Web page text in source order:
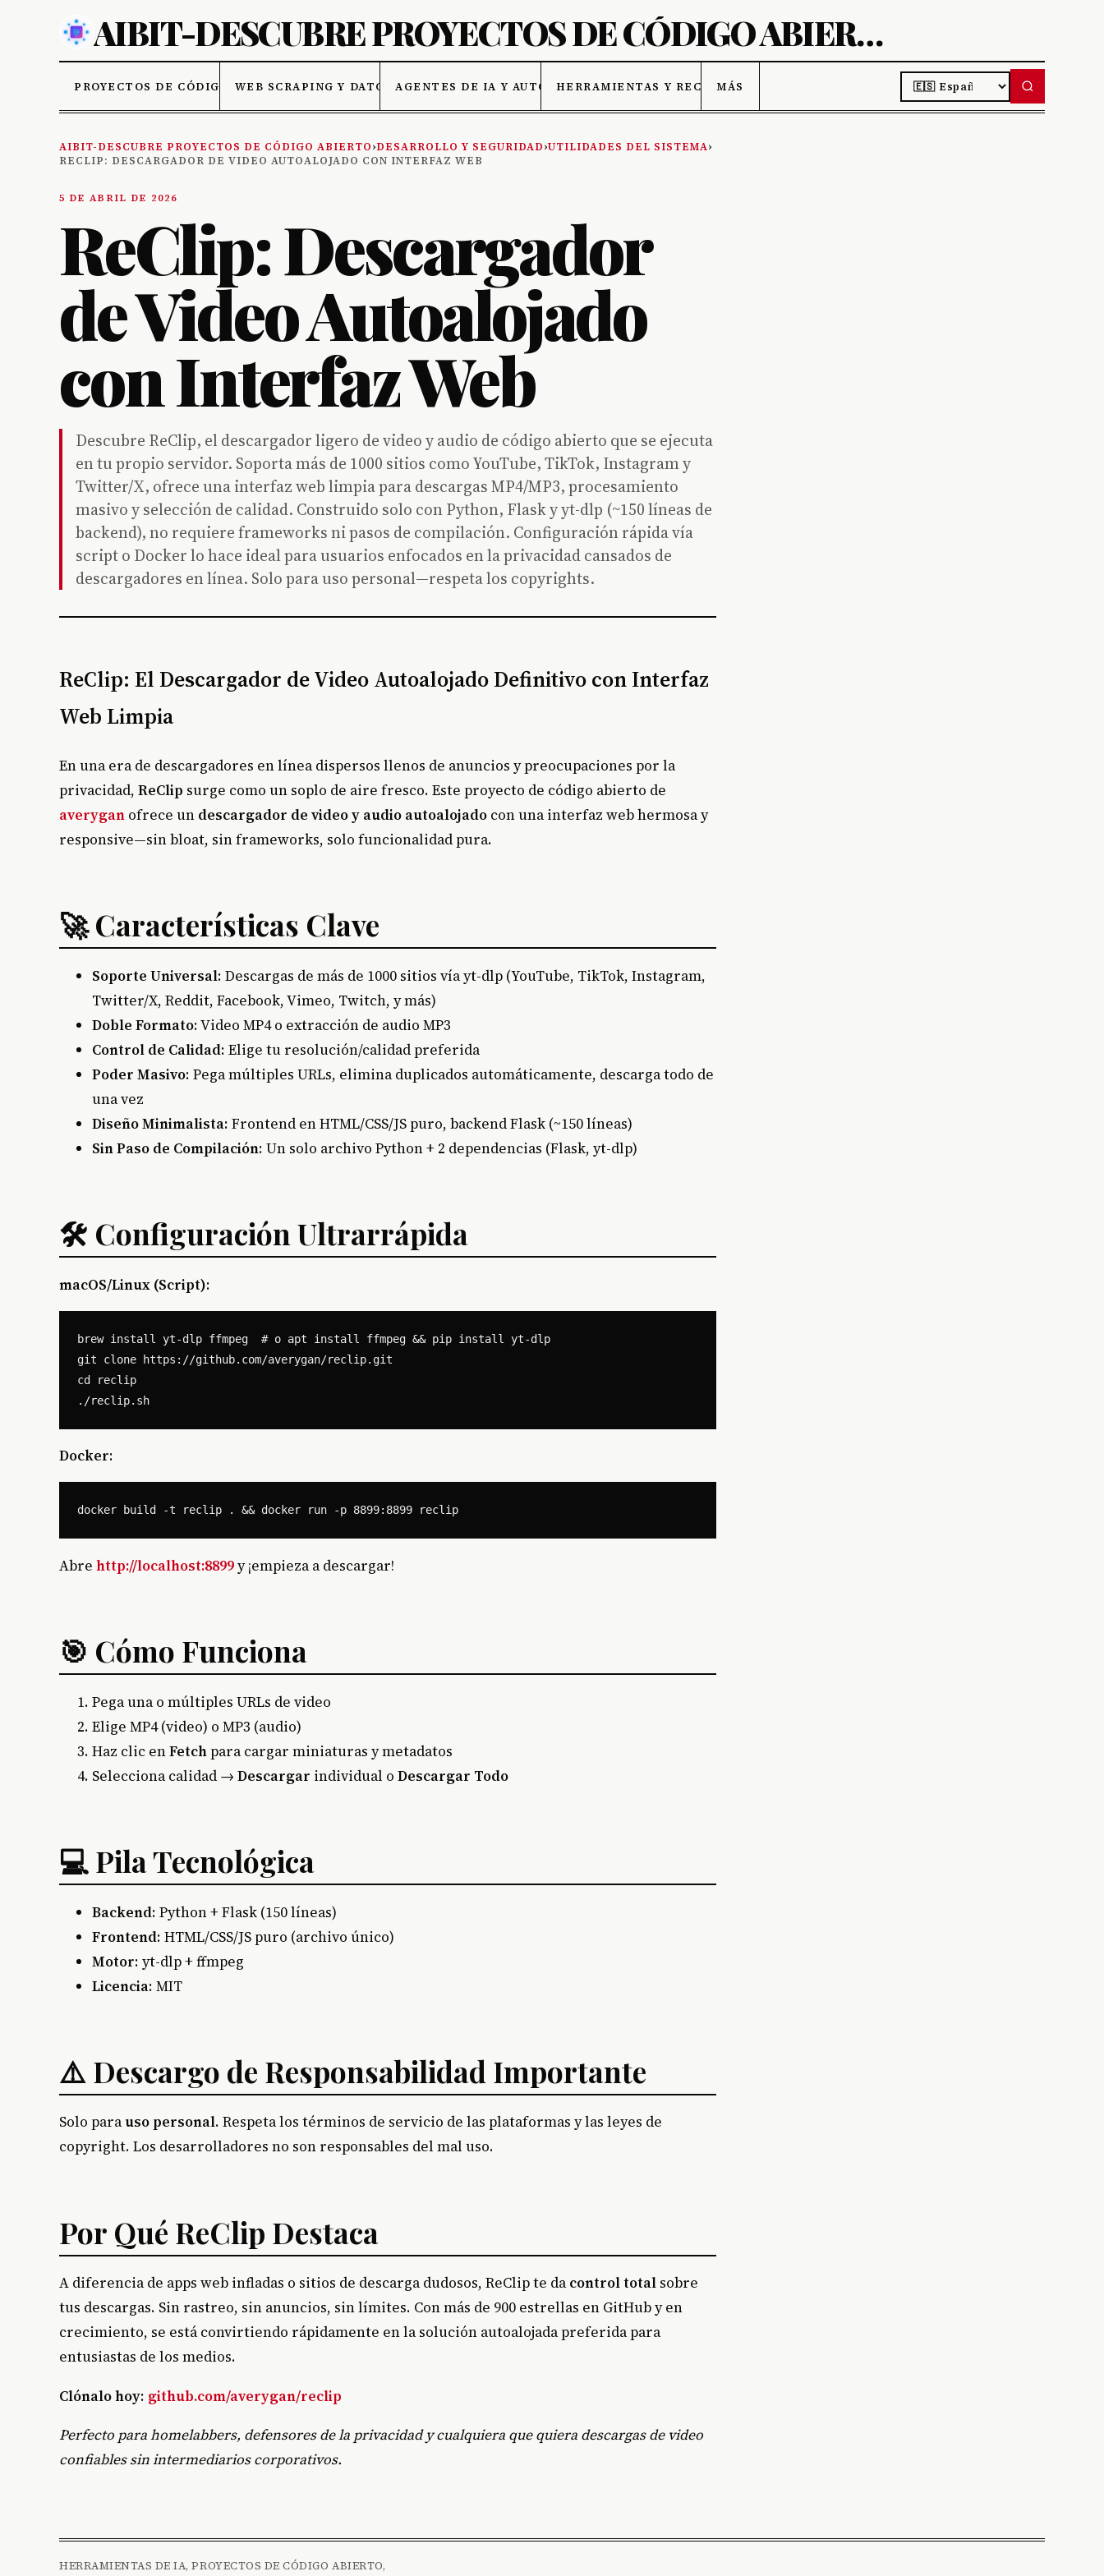
AIBIT-DESCUBRE PROYECTOS DE CÓDIGO ABIERTO
PROYECTOS DE CÓDIGO ABIERTOWEB SCRAPING Y DATOS AGENTES DE IA Y AUTOMATIZACIÓNHERRAMIENTAS Y RECURSOS DE IA
MÁS
LANGUAGE
AIBIT-DESCUBRE PROYECTOS DE CÓDIGO ABIERTO›DESARROLLO Y SEGURIDAD›UTILIDADES DEL SISTEMA›
RECLIP: DESCARGADOR DE VIDEO AUTOALOJADO CON INTERFAZ WEB
5 DE ABRIL DE 2026
ReClip: Descargador
de Video Autoalojado
con Interfaz Web
Descubre ReClip, el descargador ligero de video y audio de código abierto que se ejecuta
en tu propio servidor. Soporta más de 1000 sitios como YouTube, TikTok, Instagram y
Twitter/X, ofrece una interfaz web limpia para descargas MP4/MP3, procesamiento
masivo y selección de calidad. Construido solo con Python, Flask y yt-dlp (~150 líneas de
backend), no requiere frameworks ni pasos de compilación. Configuración rápida vía
script o Docker lo hace ideal para usuarios enfocados en la privacidad cansados de
descargadores en línea. Solo para uso personal—respeta los copyrights.
ReClip: El Descargador de Video Autoalojado Definitivo con Interfaz
Web Limpia
En una era de descargadores en línea dispersos llenos de anuncios y preocupaciones por la
privacidad, ReClip surge como un soplo de aire fresco. Este proyecto de código abierto de
averygan ofrece un descargador de video y audio autoalojado con una interfaz web hermosa y
responsive—sin bloat, sin frameworks, solo funcionalidad pura.
🚀 Características Clave
Soporte Universal: Descargas de más de 1000 sitios vía yt-dlp (YouTube, TikTok, Instagram,
Twitter/X, Reddit, Facebook, Vimeo, Twitch, y más)
Doble Formato: Video MP4 o extracción de audio MP3
Control de Calidad: Elige tu resolución/calidad preferida
Poder Masivo: Pega múltiples URLs, elimina duplicados automáticamente, descarga todo de
una vez
Diseño Minimalista: Frontend en HTML/CSS/JS puro, backend Flask (~150 líneas)
Sin Paso de Compilación: Un solo archivo Python + 2 dependencias (Flask, yt-dlp)
🛠️ Configuración Ultrarrápida
macOS/Linux (Script):
brew install yt-dlp ffmpeg  # o apt install ffmpeg && pip install yt-dlp
git clone https://github.com/averygan/reclip.git
cd reclip
Docker:
Abre http://localhost:8899y ¡empieza a descargar!
🎯 Cómo Funciona
Pega una o múltiples URLs de video
Elige MP4 (video) o MP3 (audio)
Haz clic enFetchpara cargar miniaturas y metadatos
Selecciona calidad → Descargar individual o Descargar Todo
💻 Pila Tecnológica
Backend: Python + Flask (150 líneas)
Frontend: HTML/CSS/JS puro (archivo único)
Motor: yt-dlp + ffmpeg
Licencia: MIT
⚠️ Descargo de Responsabilidad Importante
Solo parauso personal. Respeta los términos de servicio de las plataformas y las leyes de
copyright. Los desarrolladores no son responsables del mal uso.
Por Qué ReClip Destaca
A diferencia de apps web infladas o sitios de descarga dudosos, ReClip te dacontrol total sobre
tus descargas. Sin rastreo, sin anuncios, sin límites. Con más de 900 estrellas en GitHub y en
crecimiento, se está convirtiendo rápidamente en la solución autoalojada preferida para
entusiastas de los medios.
Clónalo hoy: github.com/averygan/reclip
Perfecto para homelabbers, defensores de la privacidad y cualquiera que quiera descargas de video
confiables sin intermediarios corporativos.
HERRAMIENTAS DE IA, PROYECTOS DE CÓDIGO ABIERTO,